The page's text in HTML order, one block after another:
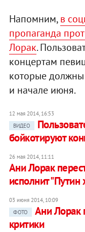
Напомним,в
пропаганда
Лорак.
концертам
которые должны
и начале июня.
12 мая 2014, 16:53
ВИДЕО
бойкотируют
26 мая 2014, 11:11
Ани Лорак
исполнит "Путин
03 июня 2014, 10:09
ФОТО
Ани Лорак
критики